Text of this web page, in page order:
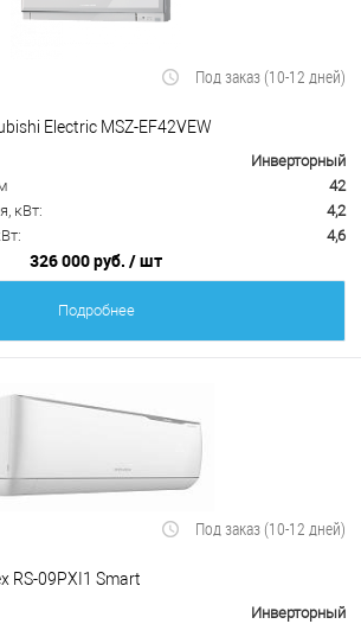
Под заказ (10-12 дней)
Electric MSZ-EF42VEW
Инверторный
42
кВт:
4,2
4,6
326 000 руб. / шт
Подробнее
Под заказ (10-12 дней)
RS-09PXI1 Smart
Инверторный